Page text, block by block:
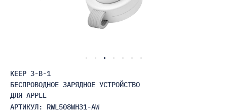
KEEP 3-В-1
АРТИКУЛ: RWL508WH31-AW
БЕСПРОВОДНОЕ ЗАРЯДНОЕ УСТРОЙСТВО
ДЛЯ APPLE